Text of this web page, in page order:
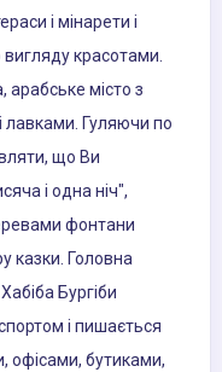
і мінарети і
красотами.
арабське місто з
лавками. Гуляючи по
що Ви
і одна ніч",
фонтани
казки. Головна
Бургіби
і пишається
офісами, бутиками,